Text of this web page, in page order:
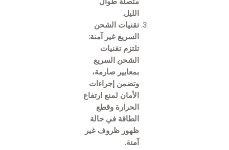
الليل.
تقنيات الشحن
السريع غير آمنة:
تلتزم تقنيات
الشحن السريع
بمعايير صارمة،
وتضمن إجراءات
الأمان لمنع ارتفاع
الحرارة وقطع
الطاقة في حالة
ظهور ظروف غير
آمنة.